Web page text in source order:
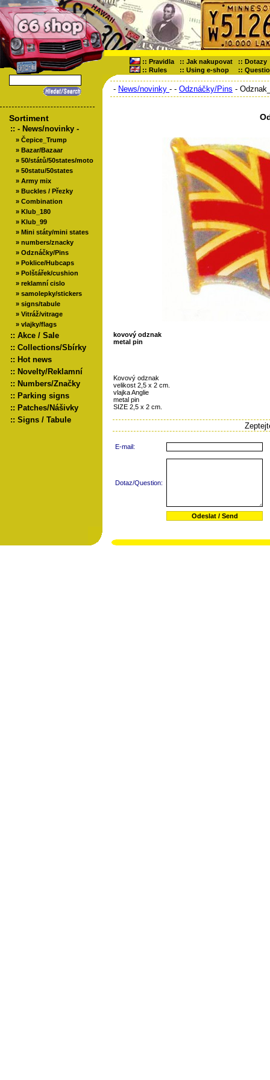
:: Pravidla :: Jak nakupovat :: Dotazy
:: Rules :: Using e-shop ::
Sortiment
:: - News/novinky -
» Čepice_Trump
» Bazar/Bazaar
» 50/států/50states/moto
» 50statu/50states
» Army mix
» Buckles / Přezky
» Combination
» Klub_180
» Klub_99
» Mini státy/mini states
» numbers/znacky
» Odznáčky/Pins
» Poklice/Hubcaps
» Polštářek/cushion
» reklamní cislo
» samolepky/stickers
» signs/tabule
» Vitráž/vitrage
» vlajky/flags
:: Akce / Sale
:: Collections/Sbírky
:: Hot news
:: Novelty/Reklamní
:: Numbers/Značky
:: Parking signs
:: Patches/Nášivky
:: Signs / Tabule
- News/novinky - - Odznáčky/Pins -
kovový odznak
metal pin
Kovový odznak
velikost 2,5 x 2 cm.
vlajka Anglie
metal pin
SIZE 2,5 x 2 cm.
E-mail:
Dotaz/Question: